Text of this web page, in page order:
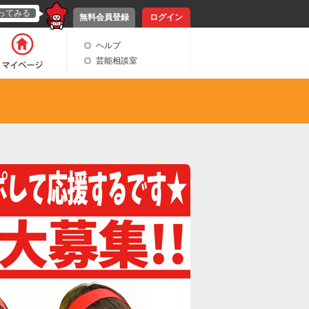
無料会員登録 ログイン
てみる
ヘルプ
芸能相談室